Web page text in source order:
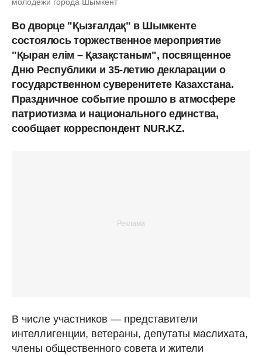
Во дворце "Қызғалдақ" в Шымкенте
состоялось торжественное мероприятие
"Қыран елім – Қазақстаным", посвященное
Дню Республики и 35-летию декларации о
государственном суверенитете Казахстана.
Праздничное событие прошло в атмосфере
патриотизма и национального единства,
сообщает корреспондент NUR.KZ.
В числе участников — представители
интеллигенции, ветераны, депутаты маслихата,
члены общественного совета и жители